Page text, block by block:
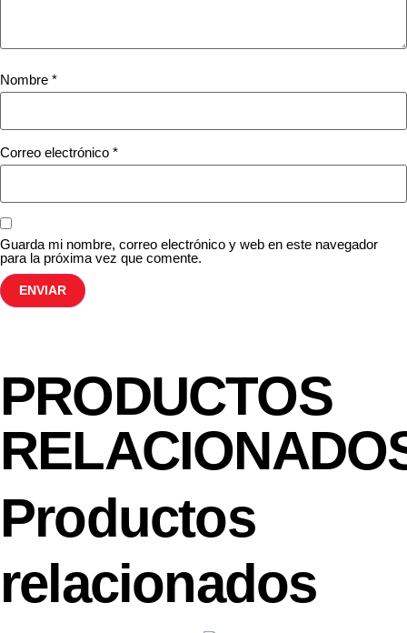
Nombre *
Correo electrónico *
Guarda mi nombre, correo electrónico y web en este navegador
para la próxima vez que comente.
PRODUCTOS
Productos
relacionados